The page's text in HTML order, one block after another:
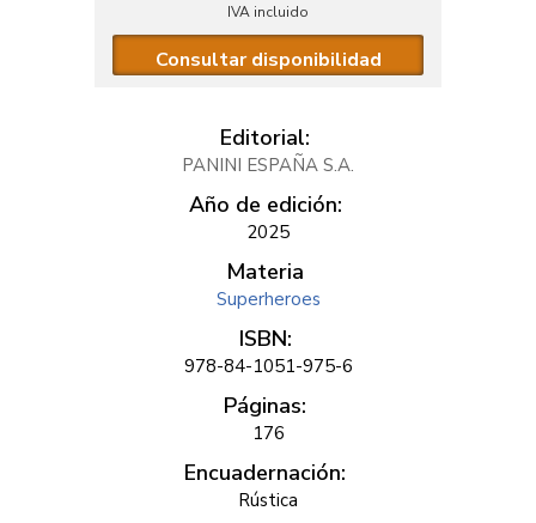
IVA incluido
Consultar disponibilidad
Editorial:
PANINI ESPAÑA S.A.
Año de edición:
2025
Materia
Superheroes
ISBN:
978-84-1051-975-6
Páginas:
176
Encuadernación:
Rústica